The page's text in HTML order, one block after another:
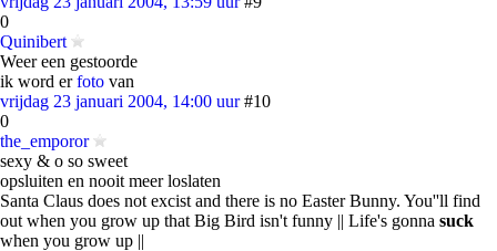
0
Quinibert
Weer een gestoorde
ik word erfoto van
vrijdag 23 januari 2004, 14:00 uur #10
0
the_emporor
sexy & o so sweet
opsluiten en nooit meer loslaten
Santa Claus does not excist and there is no Easter Bunny. You''ll find
out when you grow up that Big Bird isn't funny || Life's gonna suck
when you grow up ||